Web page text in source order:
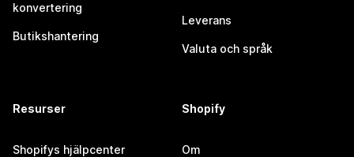
konvertering
Butikshantering
Leverans
Valuta och språk
Resurser
Shopifys hjälpcenter
Shopify
Om